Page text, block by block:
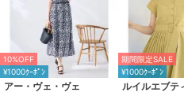
10%OFF
¥1000ｸｰﾎﾟﾝ
アー・ヴェ・ヴェ
期間限定SALE
¥1000ｸｰﾎﾟﾝ
ルイルエブテ